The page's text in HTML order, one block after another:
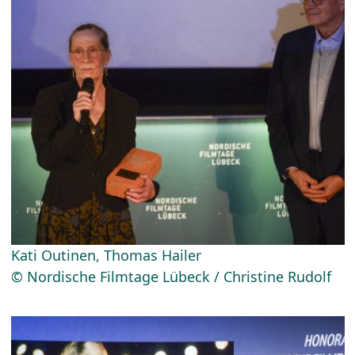
Kati Outinen, Thomas Hailer
© Nordische Filmtage Lübeck / Christine Rudolf